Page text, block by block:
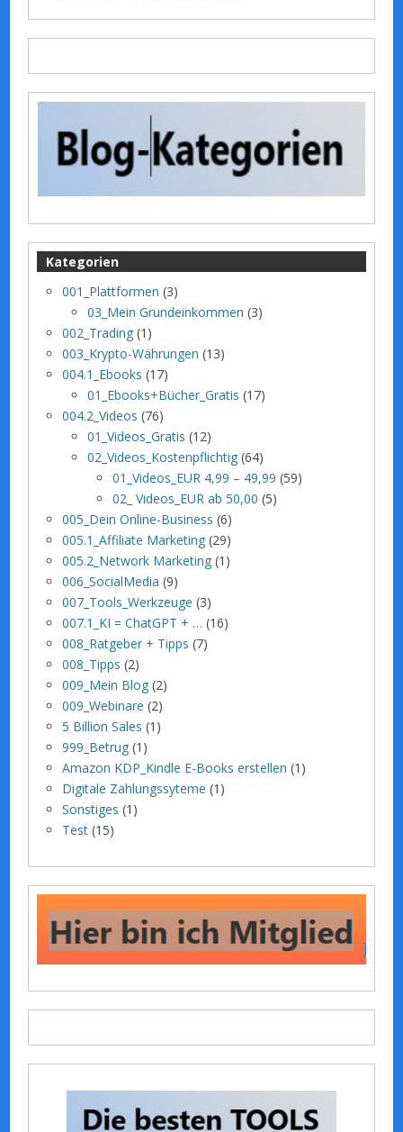
Kategorien
001_Plattformen (3)
03_Mein Grundeinkommen (3)
002_Trading (1)
003_Krypto-Währungen (13)
004.1_Ebooks (17)
01_Ebooks+Bücher_Gratis (17)
004.2_Videos (76)
01_Videos_Gratis (12)
02_Videos_Kostenpflichtig (64)
01_Videos_EUR 4,99 – 49,99 (59)
02_ Videos_EUR ab 50,00 (5)
005_Dein Online-Business (6)
005.1_Affiliate Marketing (29)
005.2_Network Marketing (1)
006_SocialMedia (9)
007_Tools_Werkzeuge (3)
007.1_KI = ChatGPT + … (16)
008_Ratgeber + Tipps (7)
008_Tipps (2)
009_Mein Blog (2)
009_Webinare (2)
5 Billion Sales (1)
999_Betrug (1)
Amazon KDP_Kindle E-Books erstellen (1)
Digitale Zahlungssyteme (1)
Sonstiges (1)
Test (15)